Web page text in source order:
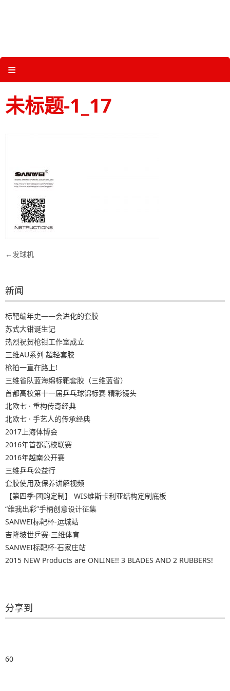
≡
未标题-1_17
文
导
航
发球机
新闻
标靶编年史——会进化的套胶
苏式大钳诞生记
热烈祝贺枪钳工作室成立
三维AU系列 超轻套胶
枪拍一直在路上!
三维省队蓝海绵标靶套胶（三维蓝省）
首都高校第十一届乒乓球锦标赛 精彩镜头
北欧七 · 重构传奇经典
北欧七 · 手艺人的传承经典
2017上海体博会
2016年首都高校联赛
2016年越南公开赛
三维乒乓公益行
套胶使用及保养讲解视频
【第四季·团购定制】 WIS维斯卡利亚结构定制底板
“维我出彩”手柄创意设计征集
SANWEI标靶杯-运城站
吉隆坡世乒赛-三维体育
SANWEI标靶杯-石家庄站
2015 NEW Products are ONLINE!! 3 BLADES AND 2 RUBBERS!
分享到
60